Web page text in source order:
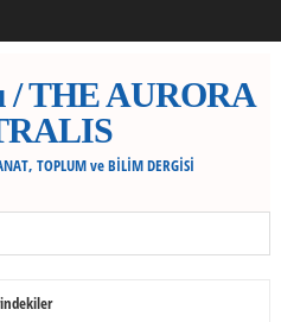
/ THE AURORA
TOPLUM ve BİLİM DERGİSİ